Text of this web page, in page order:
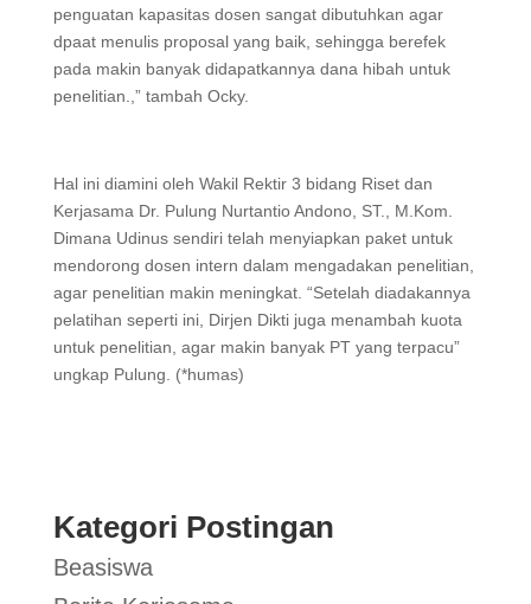
penguatan kapasitas dosen sangat dibutuhkan agar
dpaat menulis proposal yang baik, sehingga berefek
pada makin banyak didapatkannya dana hibah untuk
penelitian.,” tambah Ocky.
Hal ini diamini oleh Wakil Rektir 3 bidang Riset dan
Kerjasama Dr. Pulung Nurtantio Andono, ST., M.Kom.
Dimana Udinus sendiri telah menyiapkan paket untuk
mendorong dosen intern dalam mengadakan penelitian,
agar penelitian makin meningkat. “Setelah diadakannya
pelatihan seperti ini, Dirjen Dikti juga menambah kuota
untuk penelitian, agar makin banyak PT yang terpacu”
ungkap Pulung. (*humas)
Kategori Postingan
Beasiswa